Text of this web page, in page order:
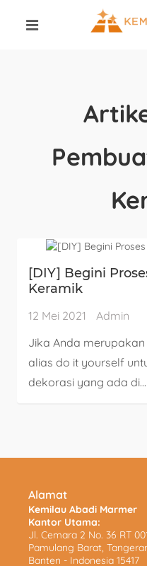
[DIY] Begini
Keramik
12 Mei 2021
Admin
Jika Anda
alias do it yourself
dekorasi yang ada di...
Alamat
Kemilau Abadi Marmer
Kantor Utama:
Jl. Cemara 2 No. 36 RT
Pamulang Barat,
Banten - Indonesia 15417